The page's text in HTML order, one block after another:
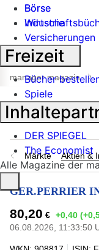
Börse
Industrie
Suche
öffnen
manager magazin
Märkte Aktien &
GER.PERRIER
80,20 € +0,40
06.08.2026, 11:33:50
Börse
Versicherungen
Freizeit
Bücher
Spiele
DER SPIEGEL
The Economist
Alle Magazine der